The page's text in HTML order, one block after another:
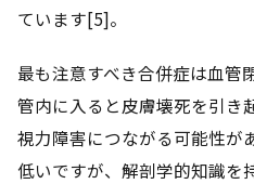
ています[5]。
最も注意すべき合併症は血管
管内に入ると皮膚壊死を引き
視力障害につながる可能性が
低いですが、解剖学的知識を